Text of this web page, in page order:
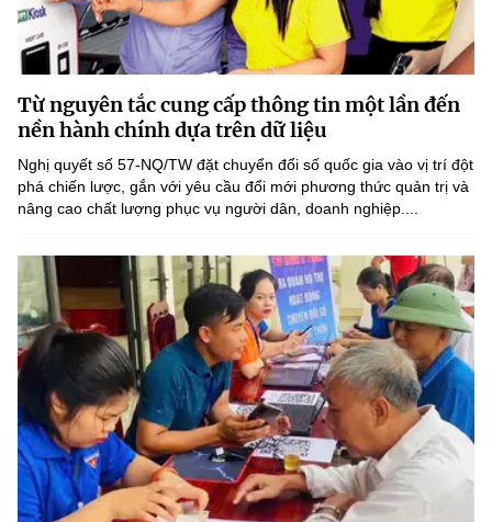
Tiêu chuẩn, đo lường, chất lượng
Năng lượng nguyên tử
Voice
Nhiệm vụ trọng tâm
Chọn ngôn ngữ
Vietnamese English
BỘ KHOA HỌC VÀ CÔNG NGHỆ
MINISTRY OF SCIENCE AND TECHNOLOGY
Điều khoản sử dụng Theo dõi MST: Góp ý
Cơ quan chủ quản: Bộ Khoa học và Công nghệ (MST)
Chịu trách nhiệm nội dung: Nguyễn Thị Hải Hằng
Giám đốc Trung tâm Truyền thông Khoa học và Công nghệ.
Liên hệ
Địa chỉ: Ban Biên tập Cổng TTĐT - 18 Nguyễn Du, TP. Hà Nội
Từ nguyên tắc cung cấp thông tin một lần đến
nền hành chính dựa trên dữ liệu
Nghị quyết số 57-NQ/TW đặt chuyển đổi số quốc gia vào vị trí đột
phá chiến lược, gắn với yêu cầu đổi mới phương thức quản trị và
nâng cao chất lượng phục vụ người dân, doanh nghiệp....